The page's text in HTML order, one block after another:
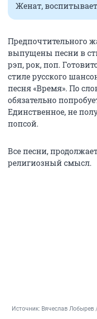
Женат,
Предпочтительного
выпущены песни в
рэп, рок, поп.
стиле русского
песня «Время». По
обязательно
Единственное, не
попсой.
Все песни,
религиозный смысл.
Источник: Вячеслав Лобырев